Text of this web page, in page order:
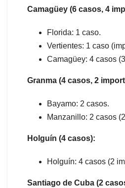
Camagüey (6 casos, 4
Florida: 1 caso.
Vertientes: 1 caso
Camagüey: 4 casos
Granma (4 casos, 2
Bayamo: 2 casos.
Manzanillo: 2 casos
Holguín (4 casos):
Holguín: 4 casos (2
Santiago de Cuba (2